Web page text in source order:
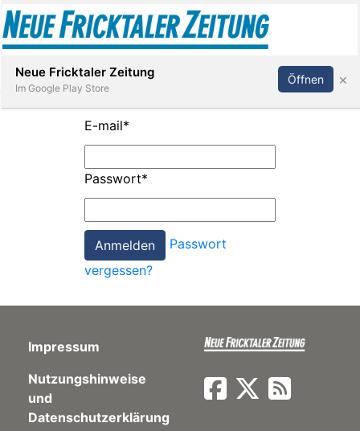
Paper
App
Abonnieren Anmelden
E-mail*
Passwort*
Passwort
vergessen?
Impressum
Nutzungshinweise
und
Datenschutzerklärung
Neue Fricktaler Zeitung
Im Google Play Store
Öffnen ×